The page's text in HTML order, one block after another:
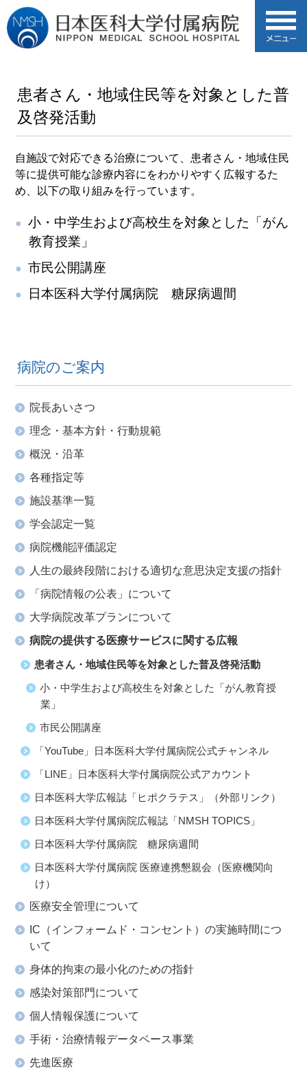
患者さん・地域住民等を対象とした普
及啓発活動
自施設で対応できる治療について、患者さん・地域住民
等に提供可能な診療内容にをわかりやすく広報するた
め、以下の取り組みを行っています。
小・中学生および高校生を対象とした「がん
教育授業」
市民公開講座
日本医科大学付属病院 糖尿病週間
病院のご案内
院長あいさつ
理念・基本方針・行動規範
概況・沿革
各種指定等
施設基準一覧
学会認定一覧
病院機能評価認定
人生の最終段階における適切な意思決定支援の指針
「病院情報の公表」について
大学病院改革プランについて
病院の提供する医療サービスに関する広報
患者さん・地域住民等を対象とした普及啓発活動
小・中学生および高校生を対象とした「がん教育授
業」
市民公開講座
「YouTube」日本医科大学付属病院公式チャンネル
「LINE」日本医科大学付属病院公式アカウント
日本医科大学広報誌「ヒポクラテス」（外部リンク）
日本医科大学付属病院広報誌「NMSH TOPICS」
日本医科大学付属病院 糖尿病週間
日本医科大学付属病院 医療連携懇親会（医療機関向
け）
医療安全管理について
IC（インフォームド・コンセント）の実施時間につ
いて
身体的拘束の最小化のための指針
感染対策部門について
個人情報保護について
手術・治療情報データベース事業
先進医療